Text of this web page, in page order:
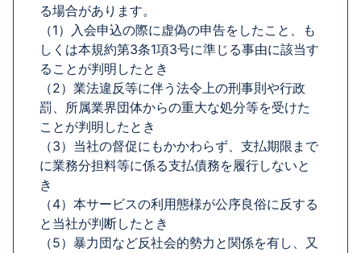
る場合があります。
（1）入会申込の際に虚偽の申告をしたこと、も
しくは本規約第3条1項3号に準じる事由に該当す
ることが判明したとき
（2）業法違反等に伴う法令上の刑事則や行政
罰、所属業界団体からの重大な処分等を受けた
ことが判明したとき
（3）当社の督促にもかかわらず、支払期限まで
に業務分担料等に係る支払債務を履行しないと
き
（4）本サービスの利用態様が公序良俗に反する
と当社が判断したとき
（5）暴力団など反社会的勢力と関係を有し、又